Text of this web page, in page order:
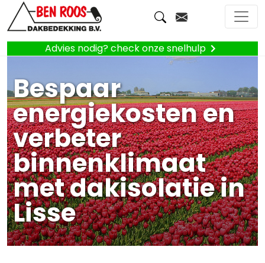
Advies nodig? check onze snelhulp
Bespaar
energiekosten en
verbeter
binnenklimaat
met dakisolatie in
Lisse